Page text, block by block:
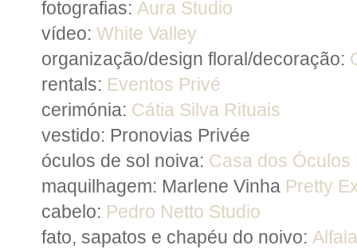
fotografias: Aura Studio
vídeo: White Valley
organização/design floral/decoração:
rentals: Eventos Privé
cerimónia: Cátia Silva Rituais
vestido: Pronovias Privée
óculos de sol noiva: Casa dos Óculos
maquilhagem: Marlene Vinha Pretty
cabelo: Pedro Netto Studio
fato, sapatos e chapéu do noivo: